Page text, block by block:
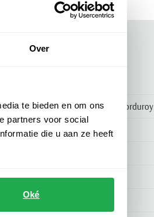
Over
te bieden en om ons
partners voor social
die u aan ze heeft
Oké
Portofino colbert donkerblauw corduroy
Portofino
normale fit
donkerblauw